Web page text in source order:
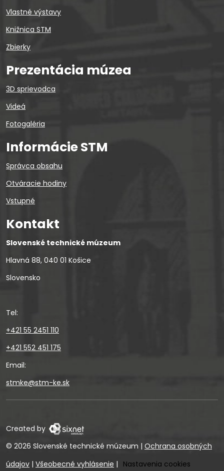
Vlastné výstavy
Knižnica STM
Zbierky
Prezentácia múzea
3D sprievodca
Videá
Fotogaléria
Informácie STM
Správca obsahu
Otváracie hodiny
Vstupné
Kontakt
Slovenské technické múzeum
Hlavná 88, 040 01 Košice
Slovensko
Tel:
+421 55 2451 110
+421 552 451 175
Email:
stmke@stm-ke.sk
Created by
© 2026 Slovenské technické múzeum | Ochrana osobných
údajov | Všeobecné vyhlásenie | Nastavenia cookies